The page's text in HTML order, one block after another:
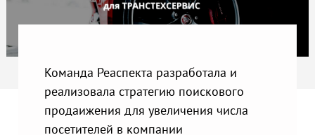
Команда Реаспекта разработала и
реализовала стратегию поискового
продаижения для увеличения числа
посетителей в компании